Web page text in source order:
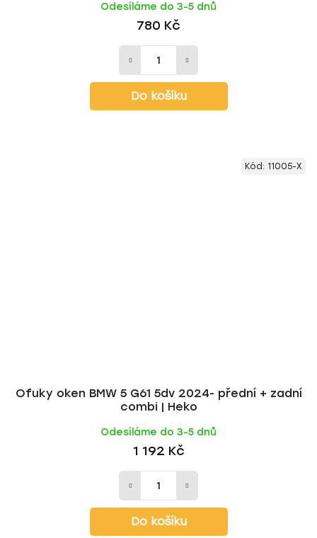
Odesíláme do 3-5 dnů
780 Kč
Do košíku
Ofuky oken BMW 5 G61 5dv 2024- přední + zadní
combi | Heko
Odesíláme do 3-5 dnů
1 192 Kč
Do košíku
Kód: 11005-X